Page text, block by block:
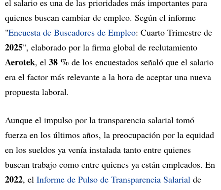
el salario es una de las prioridades más importantes para
quienes buscan cambiar de empleo. Según el informe
"Encuesta de Buscadores de Empleo: Cuarto Trimestre de
2025", elaborado por la firma global de reclutamiento
Aerotek, el 38 % de los encuestados señaló que el salario
era el factor más relevante a la hora de aceptar una nueva
propuesta laboral.
Aunque el impulso por la transparencia salarial tomó
fuerza en los últimos años, la preocupación por la equidad
en los sueldos ya venía instalada tanto entre quienes
buscan trabajo como entre quienes ya están empleados. En
2022, el Informe de Pulso de Transparencia Salarial de